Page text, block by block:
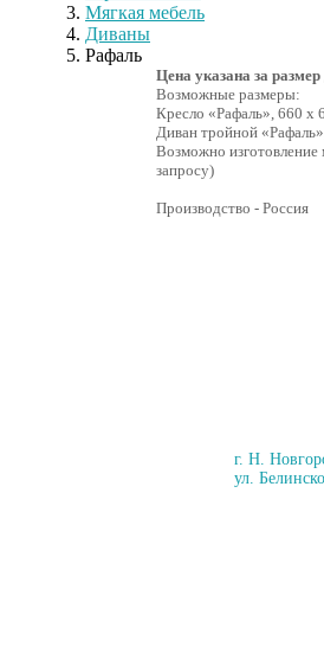
Мягкая мебель
Диваны
Рафаль
Цена указана за
Возможные размеры:
Кресло «Рафаль», 660 х
Диван тройной
Возможно изготовление
запросу)
Производство - Россия
г. Н.
ул.